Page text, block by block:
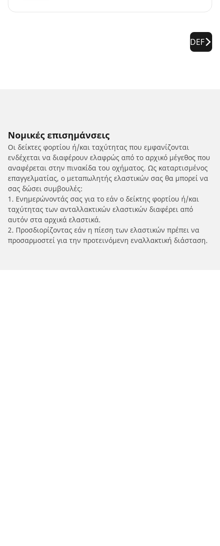
DEF
Νομικές επισημάνσεις
Οι δείκτες φορτίου ή/και ταχύτητας που εμφανίζονται
ενδέχεται να διαφέρουν ελαφρώς από το αρχικό μέγεθος που
αναφέρεται στην πινακίδα του οχήματος. Ως καταρτισμένος
επαγγελματίας, ο μεταπωλητής ελαστικών σας θα μπορεί να
σας δώσει συμβουλές:
1. Ενημερώνοντάς σας για το εάν ο δείκτης φορτίου ή/και
ταχύτητας των ανταλλακτικών ελαστικών διαφέρει από
αυτόν στα αρχικά ελαστικά.
2. Προσδιορίζοντας εάν η πίεση των ελαστικών πρέπει να
προσαρμοστεί για την προτεινόμενη εναλλακτική διάσταση.